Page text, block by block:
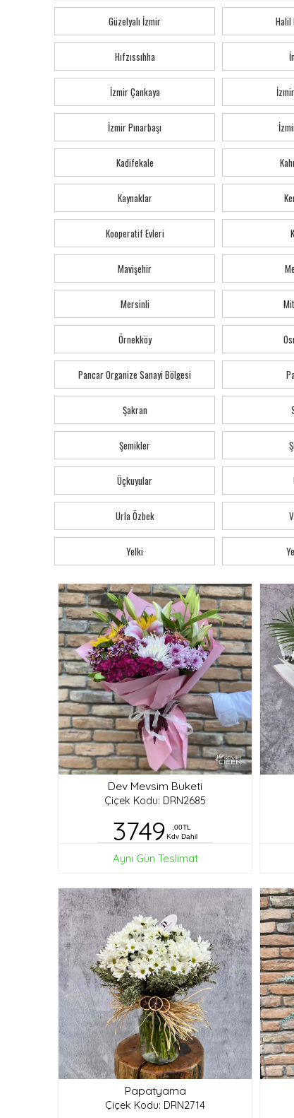
Güzelyalı İzmir Halil
Hıfzıssıhha
İzmir Çankaya
İzmir Pınarbaşı
Kadifekale
Kaynaklar
Kooperatif Evleri
Mavişehir
Mersinli
Örnekköy
Pancar Organize Sanayi Bölgesi
Şakran
Şemikler
Üçkuyular
Urla Özbek
Yelki
Dev Mevsim Buketi
Çiçek Kodu: DRN2685
3749
,00TL
Kdv Dahil
Aynı Gün Teslimat
Papatyama
Çiçek Kodu: DRN2714